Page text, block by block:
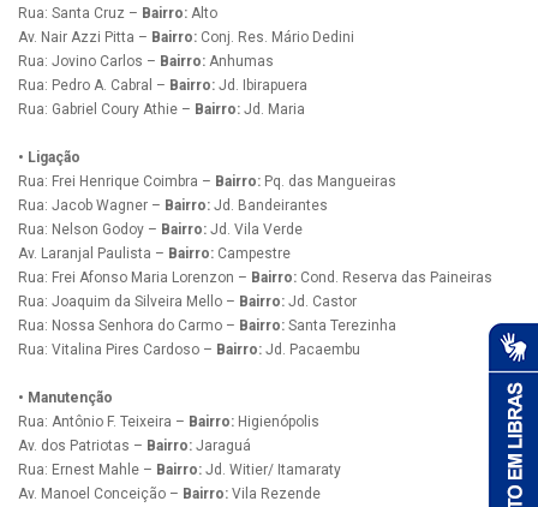
Rua: Santa Cruz – Bairro: Alto
Av. Nair Azzi Pitta – Bairro: Conj. Res. Mário Dedini
Rua: Jovino Carlos – Bairro: Anhumas
Rua: Pedro A. Cabral – Bairro: Jd. Ibirapuera
Rua: Gabriel Coury Athie – Bairro: Jd. Maria
• Ligação
Rua: Frei Henrique Coimbra – Bairro: Pq. das Mangueiras
Rua: Jacob Wagner – Bairro: Jd. Bandeirantes
Rua: Nelson Godoy – Bairro: Jd. Vila Verde
Av. Laranjal Paulista – Bairro: Campestre
Rua: Frei Afonso Maria Lorenzon – Bairro: Cond. Reserva das Paineiras
Rua: Joaquim da Silveira Mello – Bairro: Jd. Castor
Rua: Nossa Senhora do Carmo – Bairro: Santa Terezinha
Rua: Vitalina Pires Cardoso – Bairro: Jd. Pacaembu
• Manutenção
Rua: Antônio F. Teixeira – Bairro: Higienópolis
Av. dos Patriotas – Bairro: Jaraguá
Rua: Ernest Mahle – Bairro: Jd. Witier/ Itamaraty
Av. Manoel Conceição – Bairro: Vila Rezende